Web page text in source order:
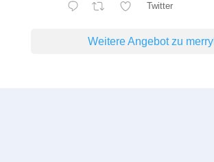
Twitter
Weitere Angebot zu merryll